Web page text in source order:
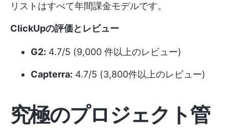
リストはすべて年間課金モデルです。
ClickUpの評価とレビュー
G2: 4.7/5 (9,000 件以上のレビュー)
Capterra: 4.7/5 (3,800件以上のレビュー)
究極のプロジェクト管